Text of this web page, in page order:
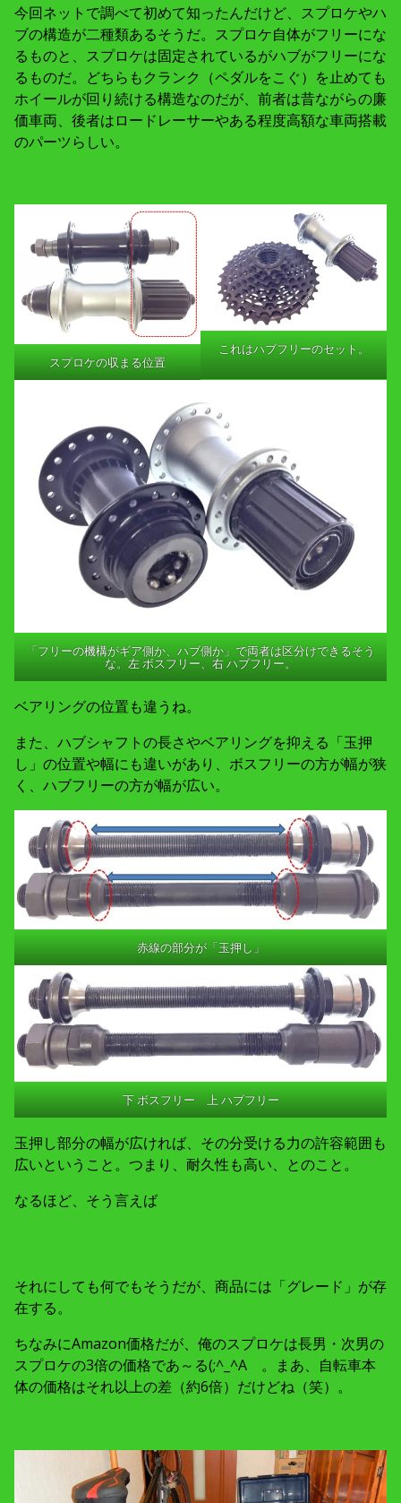
今回ネットで調べて初めて知ったんだけど、スプロケやハ
ブの構造が二種類あるそうだ。スプロケ自体がフリーにな
るものと、スプロケは固定されているがハブがフリーにな
るものだ。どちらもクランク（ペダルをこぐ）を止めても
ホイールが回り続ける構造なのだが、前者は昔ながらの廉
価車両、後者はロードレーサーやある程度高額な車両搭載
のパーツらしい。
スプロケの収まる位置
これはハブフリーのセット。
「フリーの機構がギア側か、ハブ側か」で両者は区分けできるそう
な。左 ボスフリー、右 ハブフリー。
ベアリングの位置も違うね。
また、ハブシャフトの長さやベアリングを抑える「玉押
し」の位置や幅にも違いがあり、ボスフリーの方が幅が狭
く、ハブフリーの方が幅が広い。
赤線の部分が「玉押し」
下 ボスフリー 上 ハブフリー
玉押し部分の幅が広ければ、その分受ける力の許容範囲も
広いということ。つまり、耐久性も高い、とのこと。
なるほど、そう言えば
それにしても何でもそうだが、商品には「グレード」が存
在する。
ちなみにAmazon価格だが、俺のスプロケは長男・次男の
スプロケの3倍の価格であ～る(;^_^A 。まあ、自転車本
体の価格はそれ以上の差（約6倍）だけどね（笑）。